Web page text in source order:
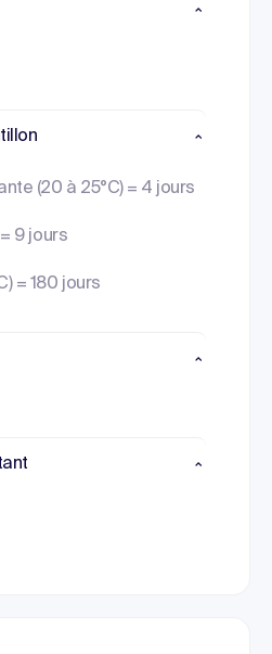
(20 à 25°C) = 4 jours
9 jours
= 180 jours